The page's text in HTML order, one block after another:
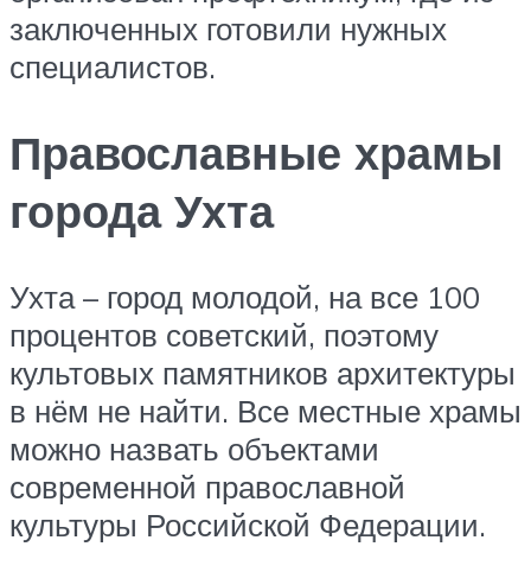
заключенных готовили нужных
специалистов.
Православные храмы
города Ухта
Ухта – город молодой, на все 100
процентов советский, поэтому
культовых памятников архитектуры
в нём не найти. Все местные храмы
можно назвать объектами
современной православной
культуры Российской Федерации.